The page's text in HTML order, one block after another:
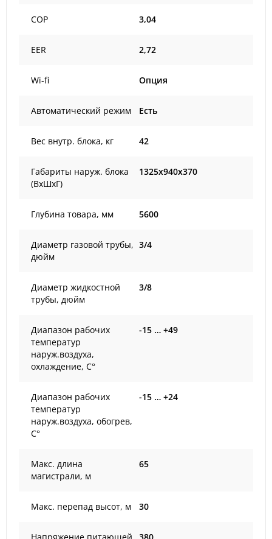
COP 3,04
EER 2,72
Wi-fi Опция
Автоматический режим Есть
Вес внутр. блока, кг 42
Габариты наруж. блока
(ВxШxГ)
1325x940x370
Глубина товара, мм 5600
Диаметр газовой трубы,
дюйм
3/4
Диаметр жидкостной
трубы, дюйм
3/8
Диапазон рабочих
температур
наруж.воздуха,
охлаждение, С°
-15 … +49
Диапазон рабочих
температур
наруж.воздуха, обогрев,
С°
-15 … +24
Макс. длина
магистрали, м
65
Макс. перепад высот, м 30